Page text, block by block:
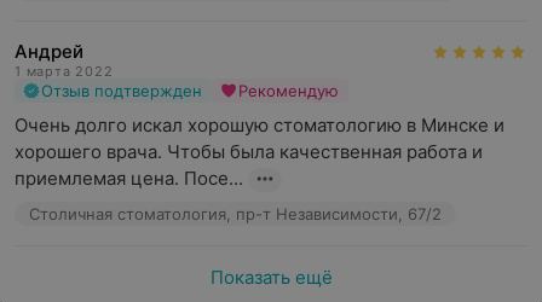
Андрей
1 марта 2022
Отзыв подтвержден Рекомендую
Очень долго искал хорошую стоматологию в Минске и
хорошего врача. Чтобы была качественная работа и
приемлемая цена. Посе...
Столичная стоматология, пр-т Независимости, 67/2
Показать ещё